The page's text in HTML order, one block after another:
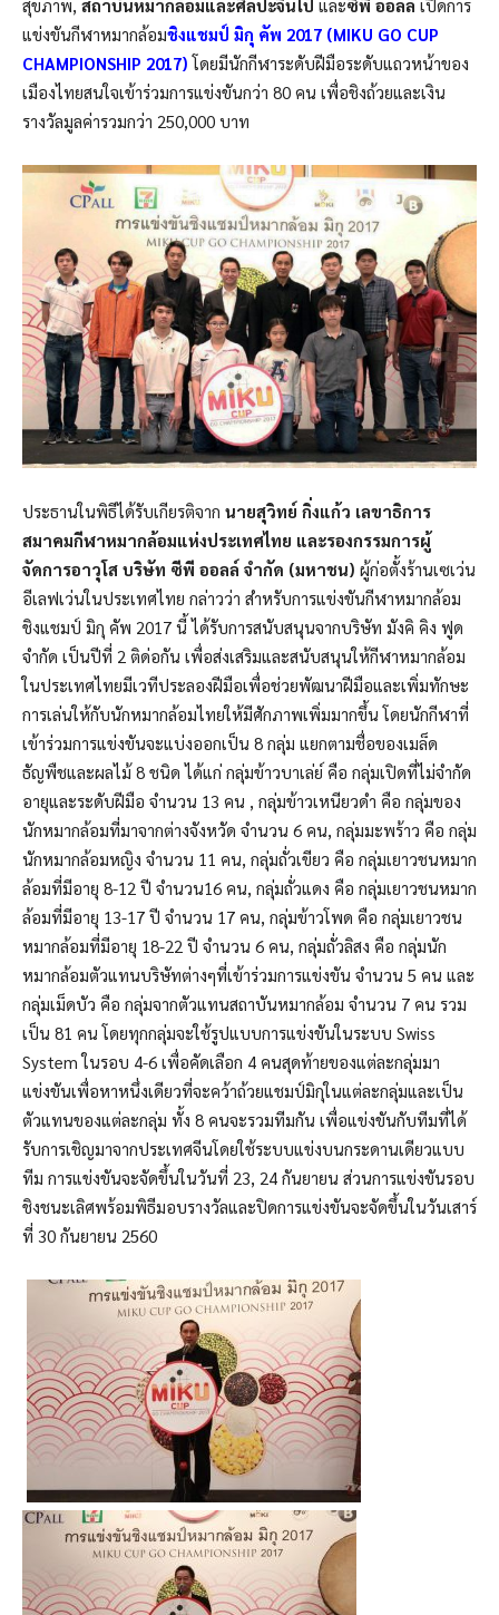
สุขภาพ, สถาบันหมากล้อมและศิลปะจินโป๋ และซีพี ออลล์ เปิดการ
แข่งขันกีฬาหมากล้อมชิงแชมป์ มิกุ คัพ 2017 (MIKU GO CUP
CHAMPIONSHIP 2017) โดยมีนักกีฬาระดับฝีมือระดับแถวหน้าของ
เมืองไทยสนใจเข้าร่วมการแข่งขันกว่า 80 คน เพื่อชิงถ้วยและเงิน
รางวัลมูลค่ารวมกว่า 250,000 บาท
ประธานในพิธีได้รับเกียรติจาก นายสุวิทย์ กิ่งแก้ว เลขาธิการ
สมาคมกีฬาหมากล้อมแห่งประเทศไทย และรองกรรมการผู้
จัดการอาวุโส บริษัท ซีพี ออลล์ จำกัด (มหาชน) ผู้ก่อตั้งร้านเซเว่น
อีเลฟเว่นในประเทศไทย กล่าวว่า สำหรับการแข่งขันกีฬาหมากล้อม
ชิงแชมป์ มิกุ คัพ 2017 นี้ ได้รับการสนับสนุนจากบริษัท มังคิ คิง ฟูด
จำกัด เป็นปีที่ 2 ติด่อกัน เพื่อส่งเสริมและสนับสนุนให้กีฬาหมากล้อม
ในประเทศไทยมีเวทีประลองฝีมือเพื่อช่วยพัฒนาฝีมือและเพิ่มทักษะ
การเล่นให้กับนักหมากล้อมไทยให้มีศักภาพเพิ่มมากขึ้น โดยนักกีฬาที่
เข้าร่วมการแข่งขันจะแบ่งออกเป็น 8 กลุ่ม แยกตามชื่อของเมล็ด
ธัญพืชและผลไม้ 8 ชนิด ได้แก่ กลุ่มข้าวบาเล่ย์ คือ กลุ่มเปิดที่ไม่จำกัด
อายุและระดับฝีมือ จำนวน 13 คน , กลุ่มข้าวเหนียวดำ คือ กลุ่มของ
นักหมากล้อมที่มาจากต่างจังหวัด จำนวน 6 คน, กลุ่มมะพร้าว คือ กลุ่ม
นักหมากล้อมหญิง จำนวน 11 คน, กลุ่มถั่วเขียว คือ กลุ่มเยาวชนหมาก
ล้อมที่มีอายุ 8-12 ปี จำนวน16 คน, กลุ่มถั่วแดง คือ กลุ่มเยาวชนหมาก
ล้อมที่มีอายุ 13-17 ปี จำนวน 17 คน, กลุ่มข้าวโพด คือ กลุ่มเยาวชน
หมากล้อมที่มีอายุ 18-22 ปี จำนวน 6 คน, กลุ่มถั่วลิสง คือ กลุ่มนัก
หมากล้อมตัวแทนบริษัทต่างๆที่เข้าร่วมการแข่งขัน จำนวน 5 คน และ
กลุ่มเม็ดบัว คือ กลุ่มจากตัวแทนสถาบันหมากล้อม จำนวน 7 คน รวม
เป็น 81 คน โดยทุกกลุ่มจะใช้รูปแบบการแข่งขันในระบบ Swiss
Systemในรอบ 4-6 เพื่อคัดเลือก 4 คนสุดท้ายของแต่ละกลุ่มมา
แข่งขันเพื่อหาหนึ่งเดียวที่จะคว้าถ้วยแชมป์มิกุในแต่ละกลุ่มและเป็น
ตัวแทนของแต่ละกลุ่ม ทั้ง 8 คนจะรวมทีมกัน เพื่อแข่งขันกับทีมที่ได้
รับการเชิญมาจากประเทศจีนโดยใช้ระบบแข่งบนกระดานเดียวแบบ
ทีม การแข่งขันจะจัดขึ้นในวันที่ 23, 24 กันยายน ส่วนการแข่งขันรอบ
ชิงชนะเลิศพร้อมพิธีมอบรางวัลและปิดการแข่งขันจะจัดขึ้นในวันเสาร์
ที่ 30 กันยายน 2560